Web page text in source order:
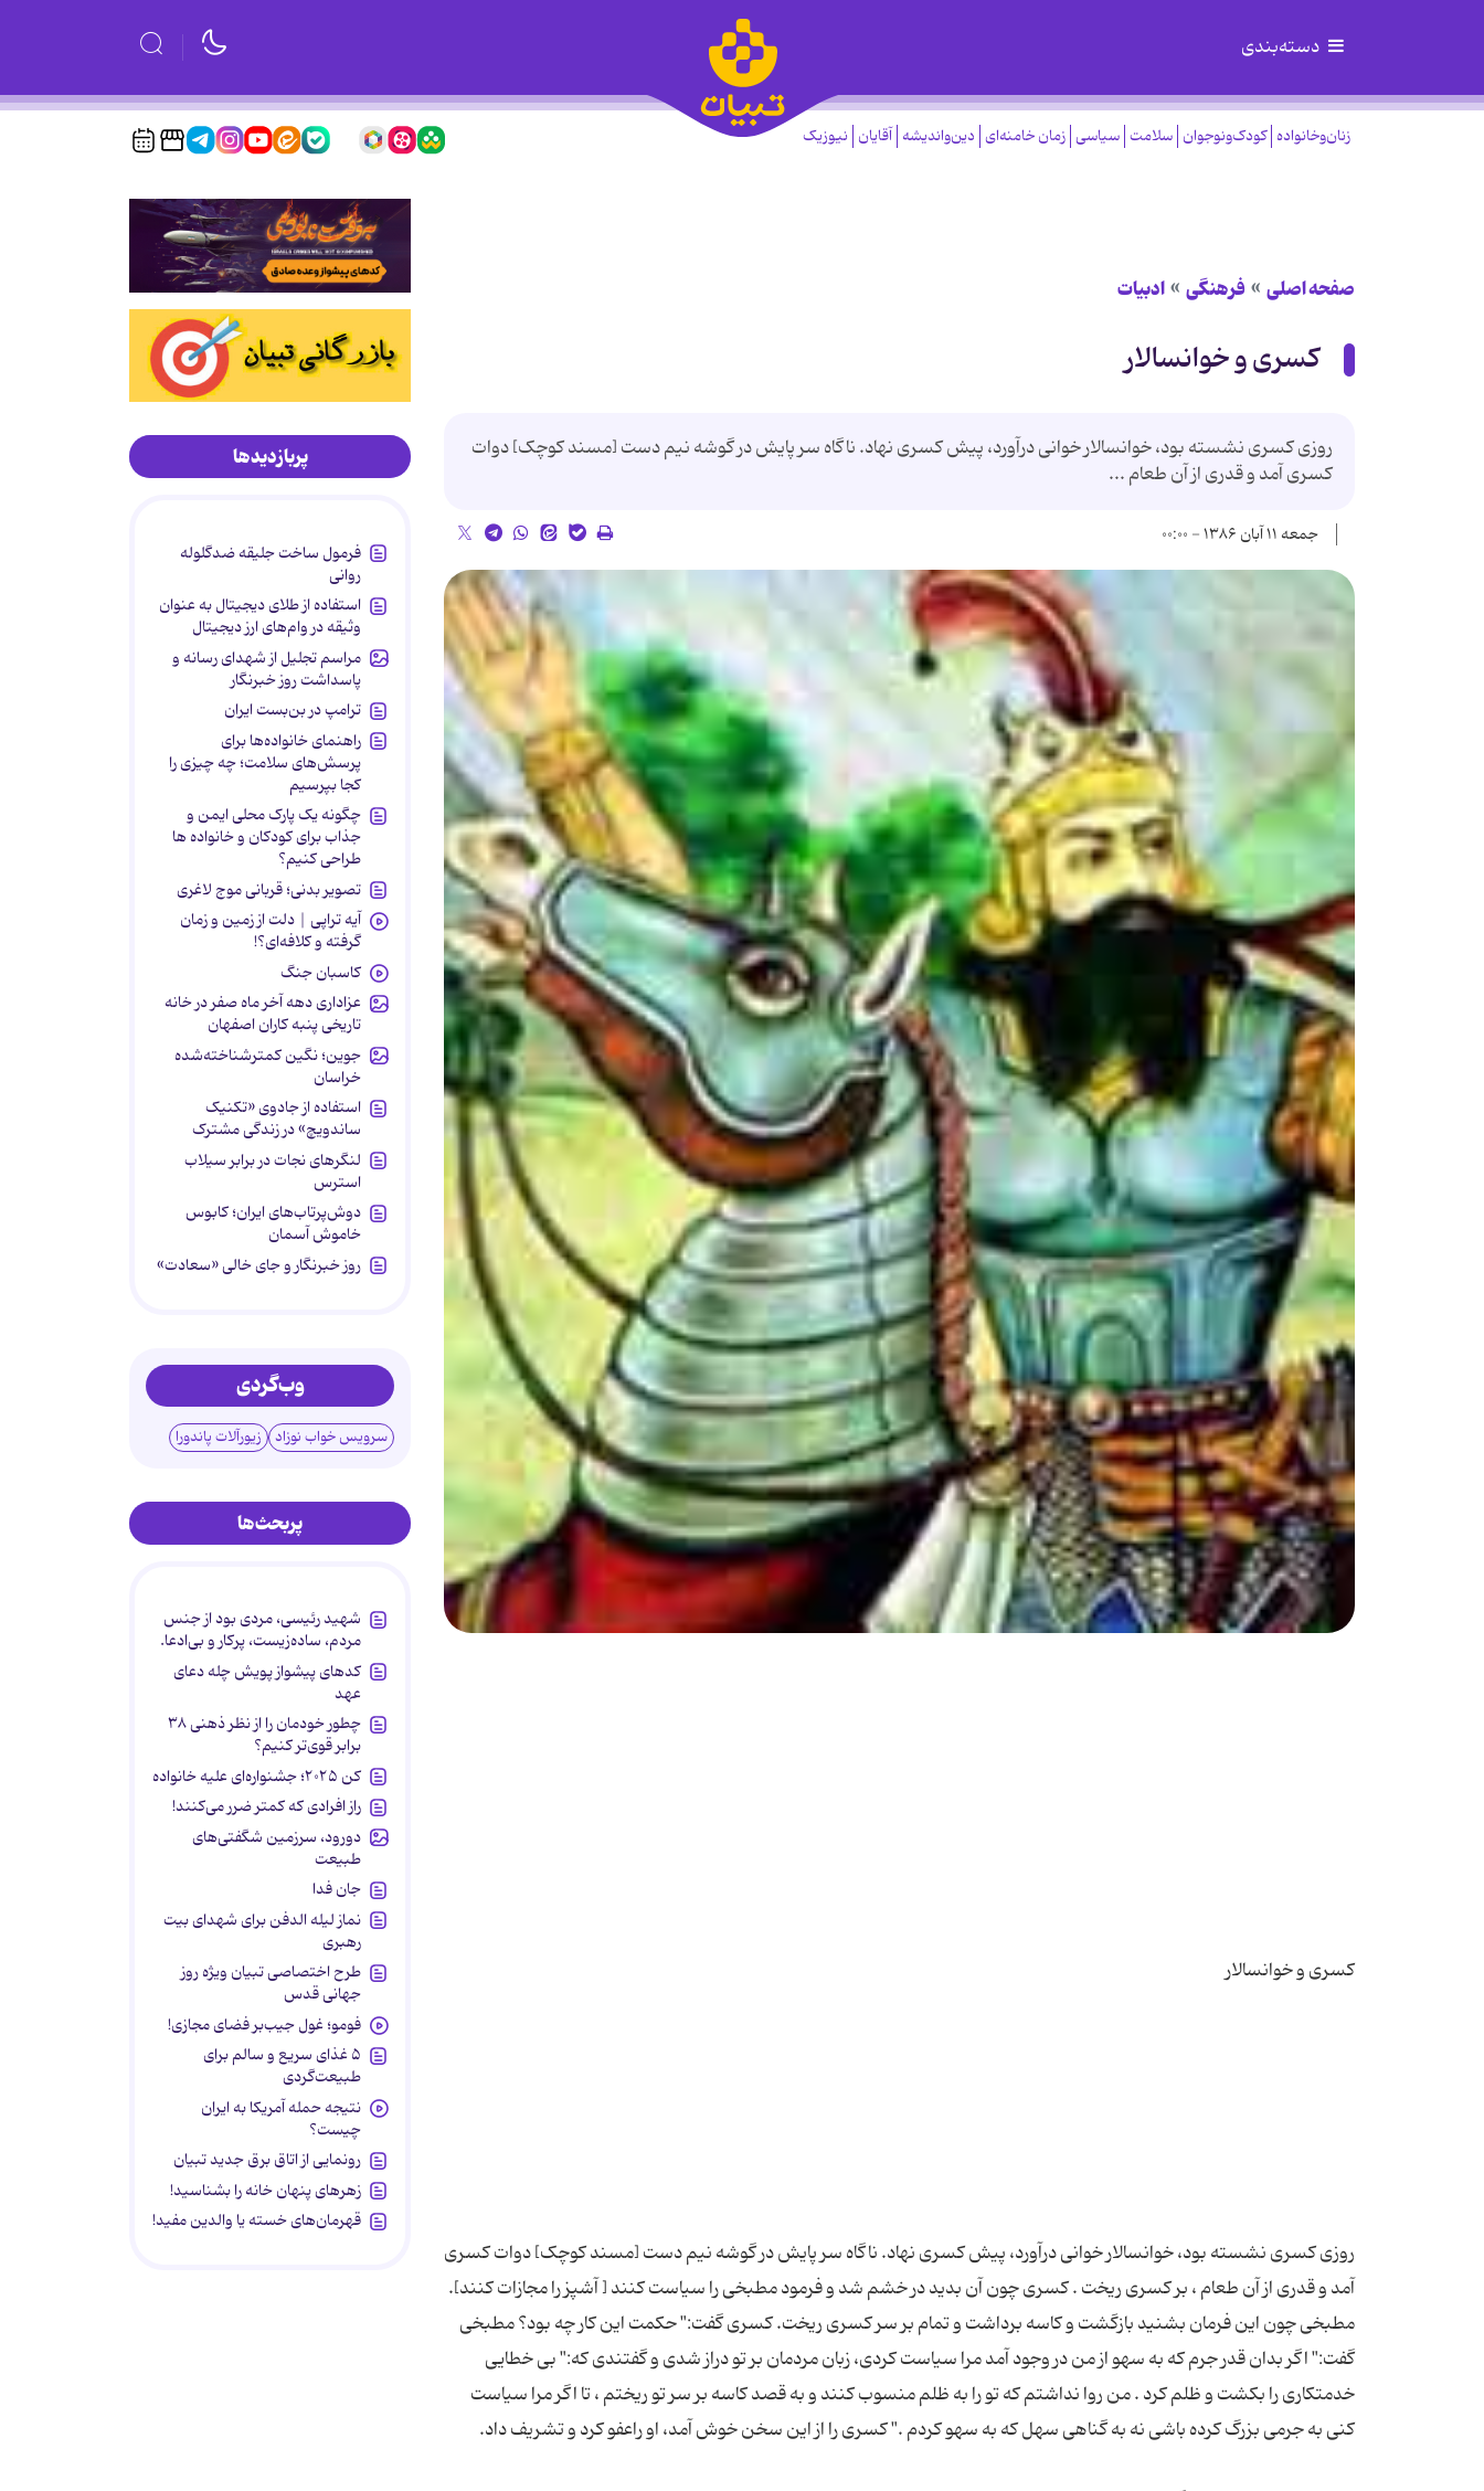
دسته‌بندی
زنان‌وخانواده کودک‌ونوجوان سلامت سیاسی زمان خامنه‌ای دین‌واندیشه آقایان نیوزیک
صفحه اصلی فرهنگی ادبیات
کسری و خوانسالار
روزی کسری نشسته بود، خوانسالار خوانی درآورد، پیش کسری نهاد. ناگاه سر پایش در گوشه نیم دست [مسند کوچک] دوات
کسری آمد و قدری از آن طعام ...
جمعه ۱۱ آبان ۱۳۸۶ - ۰۰:۰۰
روزی کسری نشسته بود، خوانسالار خوانی درآورد، پیش کسری نهاد. ناگاه سر پایش در گوشه نیم دست [مسند کوچک] دوات کسری
آمد و قدری از آن طعام ، بر کسری ریخت . کسری چون آن بدید در خشم شد و فرمود مطبخی را سیاست کنند [ آشپز را مجازات کنند].
مطبخی چون این فرمان بشنید بازگشت و کاسه برداشت و تمام بر سر کسری ریخت. کسری گفت:" حکمت این کار چه بود؟ مطبخی
گفت:" اگر بدان قدر جرم که به سهو از من در وجود آمد مرا سیاست کردی، زبان مردمان بر تو دراز شدی و گفتندی که:" بی خطایی
خدمتکاری را بکشت و ظلم کرد . من روا نداشتم که تو را به ظلم منسوب کنند و به قصد کاسه بر سر تو ریختم ، تا اگر مرا سیاست
پربازدیدها
فرمول ساخت جلیقه ضدگلوله
روانی
استفاده از طلای دیجیتال به عنوان
وثیقه در وام‌های ارز دیجیتال
مراسم تجلیل از شهدای رسانه و
پاسداشت روز خبرنگار
ترامپ در بن‌بست ایران
راهنمای خانواده‌ها برای
پرسش‌های سلامت؛ چه چیزی را
کجا بپرسیم
چگونه یک پارک محلی ایمن و
جذاب برای کودکان و خانواده ها
طراحی کنیم؟
تصویر بدنی؛ قربانی موج لاغری
آیه تراپی | دلت از زمین و زمان
گرفته و کلافه‌ای؟!
کاسبان جنگ
عزاداری دهه آخر ماه صفر در خانه
تاریخی پنبه کاران اصفهان
جوین؛ نگین کمترشناخته‌شده
خراسان
استفاده از جادوی «تکنیک
ساندویچ» در زندگی مشترک
لنگرهای نجات در برابر سیلاب
استرس
دوش‌پرتاب‌های ایران؛ کابوس
خاموش آسمان
روز خبرنگار و جای خالی «سعادت»
وب‌گردی
سرویس خواب نوزاد زیورآلات پاندورا
پربحث‌ها
شهید رئیسی، مردی بود از جنس
مردم، ساده‌زیست، پرکار و بی‌ادعا.
کدهای پیشواز پویش چله دعای
عهد
چطور خودمان را از نظر ذهنی ۳۸
برابر قوی‌تر کنیم؟
کن ۲۰۲۵؛ جشنواره‌ای علیه خانواده
راز افرادی که کمتر ضرر می‌کنند!
دورود، سرزمین شگفتی‌های
طبیعت
جان فدا
نماز لیله الدفن برای شهدای بیت
رهبری
طرح اختصاصی تبیان ویژه روز
جهانی قدس
فومو؛ غول جیب‌بر فضای مجازی!
۵ غذای سریع و سالم برای
طبیعت‌گردی
نتیجه حمله آمریکا به ایران
چیست؟
رونمایی از اتاق برق جدید تبیان
زهرهای پنهان خانه را بشناسید!
قهرمان‌های خسته یا والدین مفید!